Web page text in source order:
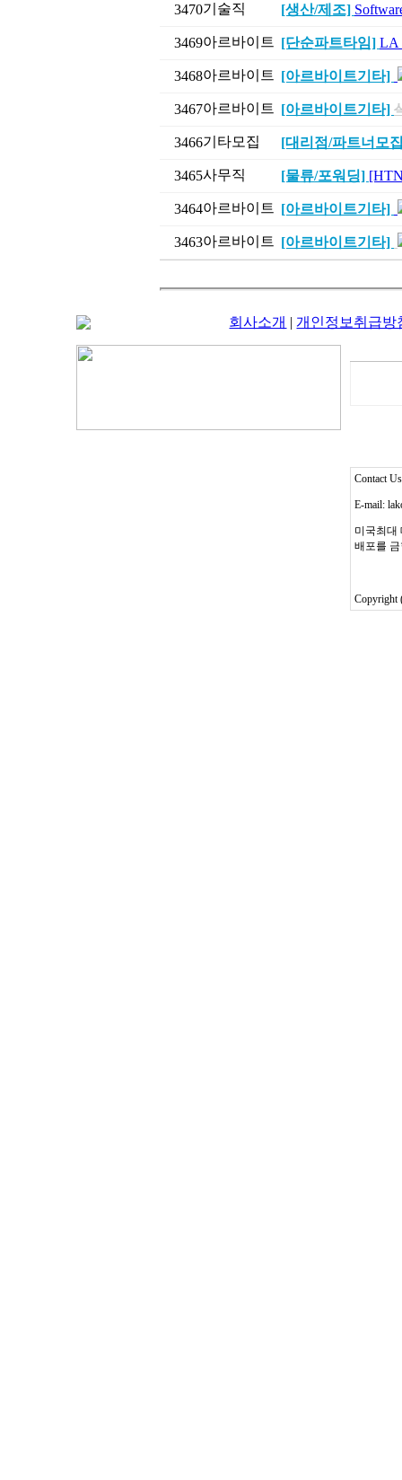
3470기술직 [생산/제조]
3469아르바이트 [단순파트타임] LA
3468아르바이트 [아르바이트기타]
3467아르바이트 [아르바이트기타]
3466기타모집 [대리점/파트너모
3465사무직 [물류/포워딩]
3464아르바이트 [아르바이트기타]
3463아르바이트 [아르바이트기타]
회사소개 |개인정보취급방
Contact
E-mail:
미국최대
배포를
Copyright